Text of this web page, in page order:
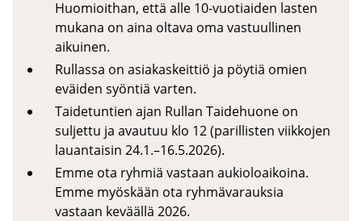
Huomioithan, että alle 10-vuotiaiden lasten
mukana on aina oltava oma vastuullinen
aikuinen.
Rullassa on asiakaskeittiö ja pöytiä omien
eväiden syöntiä varten.
Taidetuntien ajan Rullan Taidehuone on
suljettu ja avautuu klo 12 (parillisten viikkojen
lauantaisin 24.1.–16.5.2026).
Emme ota ryhmiä vastaan aukioloaikoina.
Emme myöskään ota ryhmävarauksia
vastaan keväällä 2026.